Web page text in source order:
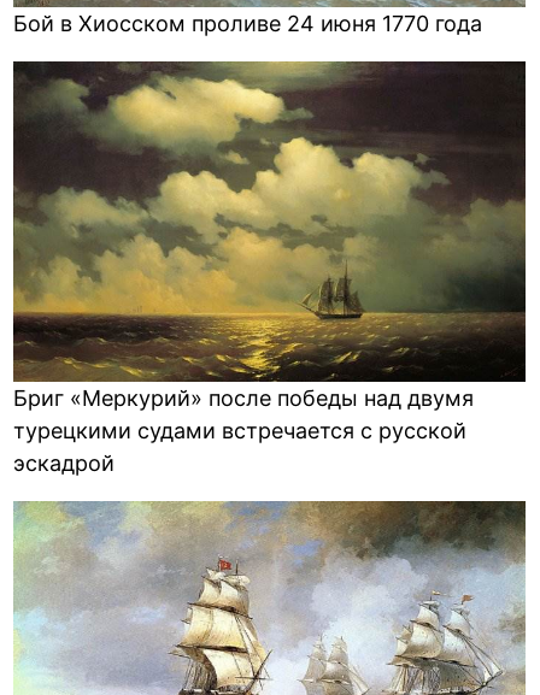
Бой в Хиосском проливе 24 июня 1770 года
Бриг «Меркурий» после победы над двумя
турецкими судами встречается с русской
эскадрой